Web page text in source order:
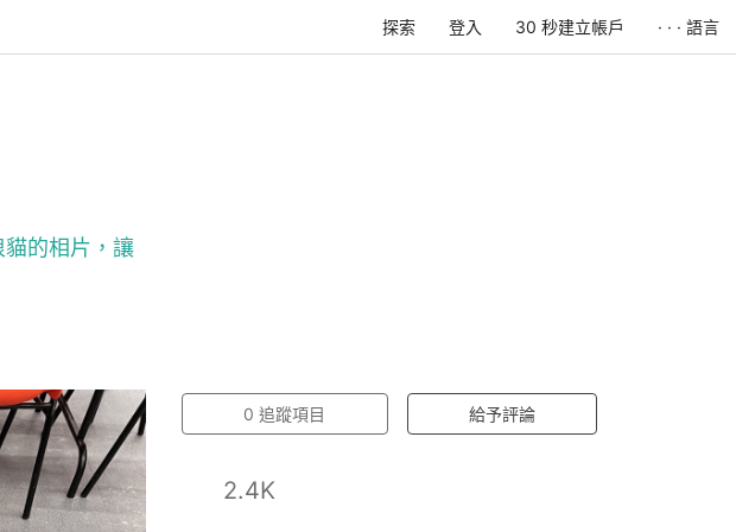
探索 登入 30 秒建立帳戶 · · · 語言
的相片，讓
0 追蹤項目 給予評論
2.4K